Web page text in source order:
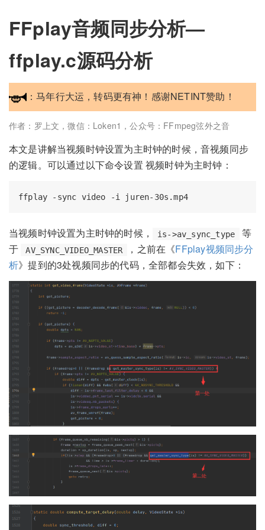
FFplay音频同步分析—
ffplay.c源码分析
：马年行大运，转码更有神！感谢NETINT赞助！
作者：罗上文，微信：Loken1，公众号：FFmpeg弦外之音
本文是讲解当视频时钟设置为主时钟的时候，音视频同步
的逻辑。可以通过以下命令设置 视频时钟为主时钟：
当视频时钟设置为主时钟的时候， is->av_sync_type
等
于
AV_SYNC_VIDEO_MASTER ，之前在《FFplay视频同步分
析》提到的3处视频同步的代码，全部都会失效，如下：